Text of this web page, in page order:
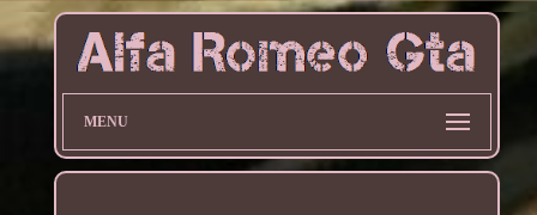
MENU